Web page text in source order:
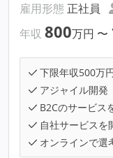
雇用形態 正社員
年収 800万円 〜
下限年収500万
アジャイル開発
B2Cのサービス
自社サービスを
オンラインで選